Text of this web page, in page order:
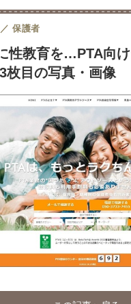
性教育を…PTA向
枚目の写真・画像
保護者